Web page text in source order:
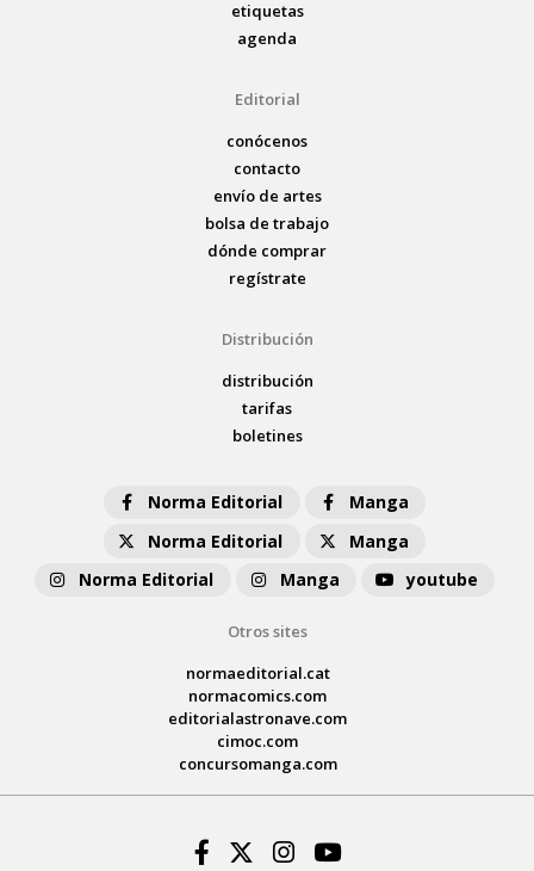
etiquetas
agenda
Editorial
conócenos
contacto
envío de artes
bolsa de trabajo
dónde comprar
regístrate
Distribución
distribución
tarifas
boletines
Norma Editorial
Manga
Norma Editorial
Manga
Norma Editorial
Manga youtube
Otros sites
normaeditorial.cat
normacomics.com
editorialastronave.com
cimoc.com
concursomanga.com
Facebook
Twitter
Instagram
Youtube